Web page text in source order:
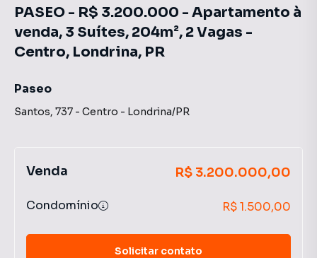
PASEO - R$ 3.200.000 - Apartamento à
venda, 3 Suítes, 204m², 2 Vagas -
Centro, Londrina, PR
Paseo
Santos, 737 - Centro - Londrina/PR
Venda R$ 3.200.000,00
Condomínio R$ 1.500,00
Solicitar contato